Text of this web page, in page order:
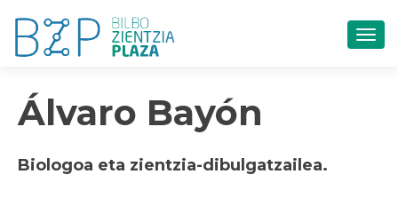
Álvaro Bayón
Biologoa eta zientzia-dibulgatzailea.